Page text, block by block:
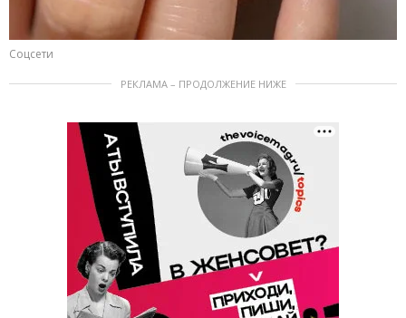
Соцсети
РЕКЛАМА – ПРОДОЛЖЕНИЕ НИЖЕ